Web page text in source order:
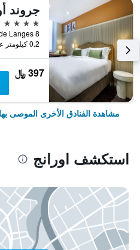
4 نجوم
0.2 كيلومتر عن وسط المدينة
397 ﷼
مشاهدة الفنادق الأخرى الموصى بها
استكشف اورانج